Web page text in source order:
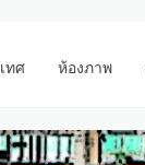
ทศ ห้องภาพ